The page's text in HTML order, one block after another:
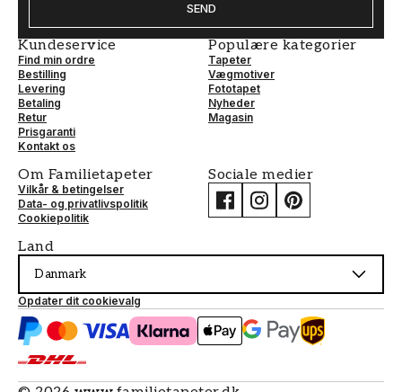
SEND
Kundeservice
Find min ordre
Bestilling
Levering
Betaling
Retur
Prisgaranti
Kontakt os
Populære kategorier
Tapeter
Vægmotiver
Fototapet
Nyheder
Magasin
Om Familietapeter
Vilkår & betingelser
Data- og privatlivspolitik
Cookiepolitik
Sociale medier
Land
Danmark
Opdater dit cookievalg